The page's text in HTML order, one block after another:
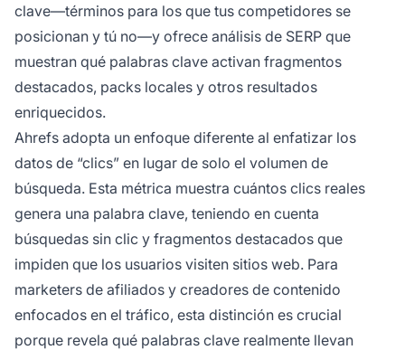
clave—términos para los que tus competidores se
posicionan y tú no—y ofrece análisis de SERP que
muestran qué palabras clave activan fragmentos
destacados, packs locales y otros resultados
enriquecidos.
Ahrefs adopta un enfoque diferente al enfatizar los
datos de “clics” en lugar de solo el volumen de
búsqueda. Esta métrica muestra cuántos clics reales
genera una palabra clave, teniendo en cuenta
búsquedas sin clic y fragmentos destacados que
impiden que los usuarios visiten sitios web. Para
marketers de afiliados y creadores de contenido
enfocados en el tráfico, esta distinción es crucial
porque revela qué palabras clave realmente llevan